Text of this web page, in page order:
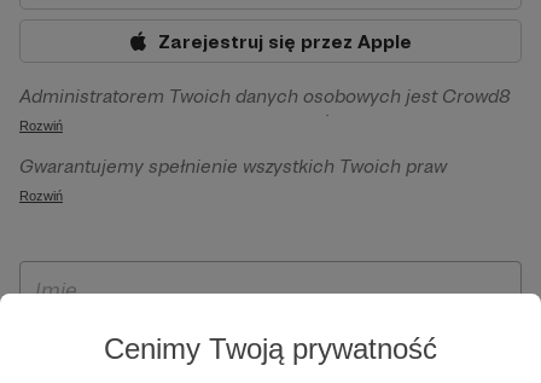
Cenimy Twoją prywatność
Zarejestruj się przez Apple
Administratorem Twoich danych osobowych jest Crowd8
sp. z o.o. z siedziba w Warszawie, ul. Żwirki i Wigury 16, 02-
092 Warszawa. Twoje dane osobowe będą przetwarzane w
szczególności w celu wykonania umowy zawartej z Tobą, w
Patronite.pl, w tym możliwości dokonywania oraz
otrzymywania wsparcia na naszej platformie oraz
Rozwiń
Gwarantujemy spełnienie wszystkich Twoich praw
wynikających z ogólnego rozporządzenia o ochronie
ich przenoszenia, niepodlegania zautomatyzowanemu
wyrażenia sprzeciwu wobec przetwarzania Twoich danych
osobowych. Rejestracja dla osób niepełnoletnich możliwa
Rozwiń